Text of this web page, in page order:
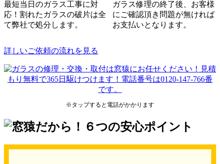
最短当日のガラス工事に対
応！割れたガラスの破片は全
て弊社で処分します。
ガラス修理の終了後、お客様
にご確認頂き問題が無ければ
お支払いとなります。
詳しいご依頼の流れを見る
※タップすると電話がかかります